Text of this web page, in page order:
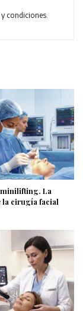
condiciones.
La
la cirugía facial